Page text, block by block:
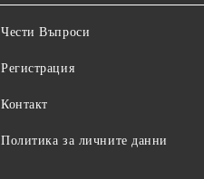
Чести Въпроси
Регистрация
Контакт
Политика за личните данни